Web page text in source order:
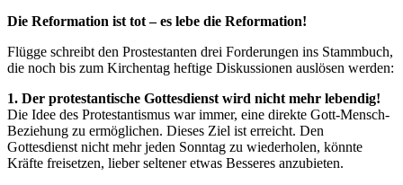
Die Reformation ist tot – es lebe die Reformation!
Flügge schreibt den Prostestanten drei Forderungen ins Stammbuch,
die noch bis zum Kirchentag heftige Diskussionen auslösen werden:
1. Der protestantische Gottesdienst wird nicht mehr lebendig!
Die Idee des Protestantismus war immer, eine direkte Gott-Mensch-
Beziehung zu ermöglichen. Dieses Ziel ist erreicht. Den
Gottesdienst nicht mehr jeden Sonntag zu wiederholen, könnte
Kräfte freisetzen, lieber seltener etwas Besseres anzubieten.